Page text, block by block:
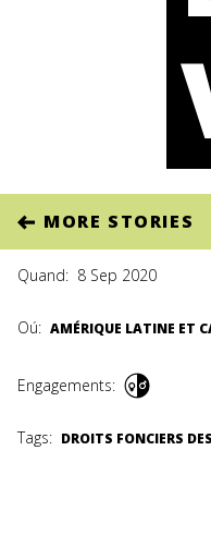
MORE STORIES
Quand: 8 Sep 2020
Oú: AMÉRIQUE LATINE ET
Engagements:
Tags: DROITS FONCIERS